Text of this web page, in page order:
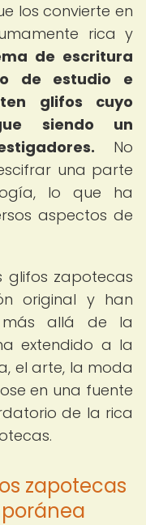
los convierte en
rica y
de escritura
de estudio e
glifos cuyo
siendo un
No
una parte
lo que ha
aspectos de
glifos zapotecas
original y han
más allá de la
extendido a la
el arte, la moda
en una fuente
de la rica
zapotecas